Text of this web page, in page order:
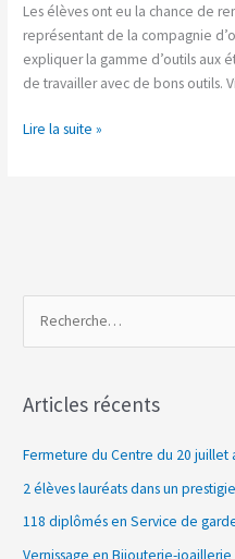
Les élèves ont eu la chance de
représentant de la compagnie
expliquer la gamme d’outils aux
de travailler avec de bons outils.
vélos!
Lire la suite »
h
h
Articles récents
Fermeture du Centre du 20 juillet
2 élèves lauréats dans un
118 diplômés en Service de
Vernissage en Bijouterie-joaillerie